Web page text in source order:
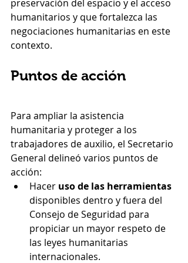
preservación del espacio y el acceso
humanitarios y que fortalezca las
negociaciones humanitarias en este
contexto.
Puntos de acción
Para ampliar la asistencia
humanitaria y proteger a los
trabajadores de auxilio, el Secretario
General delineó varios puntos de
acción:
Hacer uso de las herramientas
disponibles dentro y fuera del
Consejo de Seguridad para
propiciar un mayor respeto de
las leyes humanitarias
internacionales.